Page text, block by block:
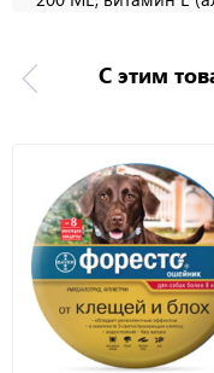
С этим